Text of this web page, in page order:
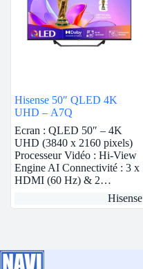
Hisense 50″ QLED 4K
UHD – A7Q
Ecran : QLED 50″ – 4K
UHD (3840 x 2160 pixels)
Processeur Vidéo : Hi-View
Engine AI Connectivité : 3 x
HDMI (60 Hz) & 2…
Hisense